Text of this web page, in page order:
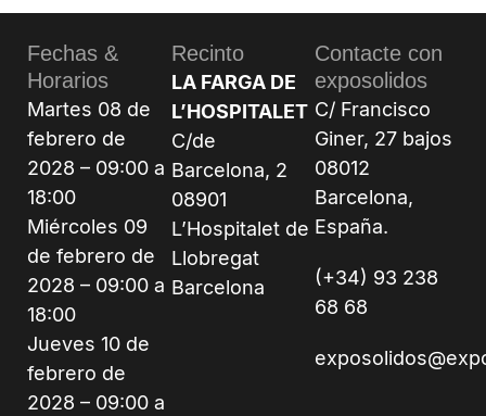
Fechas &
Horarios
Martes 08 de
febrero de
2028 – 09:00 a
18:00
Miércoles 09
de febrero de
2028 – 09:00 a
18:00
Jueves 10 de
febrero de
2028 – 09:00 a
Recinto
LA FARGA DE
L’HOSPITALET
C/de
Barcelona, 2
08901
L’Hospitalet de
Llobregat
Barcelona
Contacte con
exposolidos
C/ Francisco
Giner, 27 bajos
08012
Barcelona,
España.
(+34) 93 238
68 68